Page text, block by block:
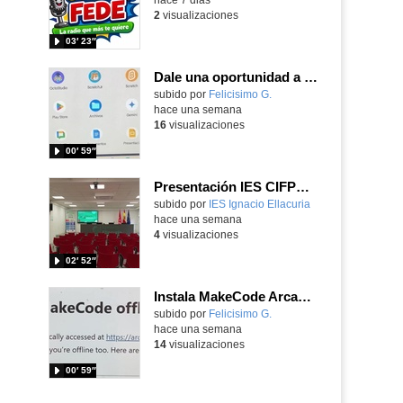
03′ 23″
2 visualizaciones
Dale una oportunidad a los Chromebooks y utiliza un proyector para realizar talleres si no tienes pantallas táctiles
Contenido educativo.
subido por Felicisimo G.
00′ 59″
hace una semana
16visualizaciones
Presentación IES CIFPD Ignacio Ellacuría
Contenido educativo.
subido por IES Ignacio Ellacuria
02′ 52″
hace una semana
4visualizaciones
Instala MakeCode Arcade para trabajar offline en tu tablet, ordenador, Chromebook
Contenido educativo.
subido por Felicisimo G.
00′ 59″
hace una semana
14visualizaciones